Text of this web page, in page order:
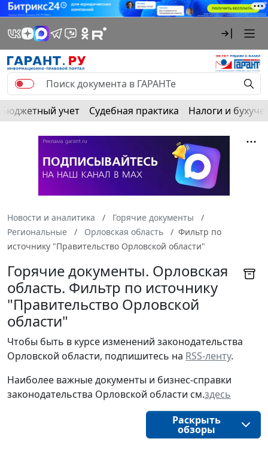
Бюджетный учет Судебная практика Налоги и
Новости и аналитика
Горячие документы
Региональные
Орловская область
Фильтр по
источнику "Правительство Орловской области"
Горячие документы. Орловская
область. Фильтр по источнику
"Правительство Орловской
области"
Чтобы быть в курсе изменений законодательства
Орловской области, подпишитесь на RSS-ленту.
Наиболее важные документы и бизнес-справки
законодательства Орловской области см.здесь
Раскрыть
обзоры